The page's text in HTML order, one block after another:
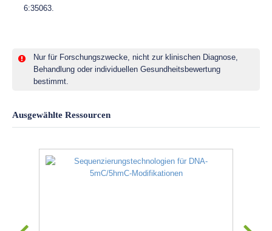
6:35063.
Nur für Forschungszwecke, nicht zur klinischen Diagnose,
Behandlung oder individuellen Gesundheitsbewertung
bestimmt.
Ausgewählte Ressourcen